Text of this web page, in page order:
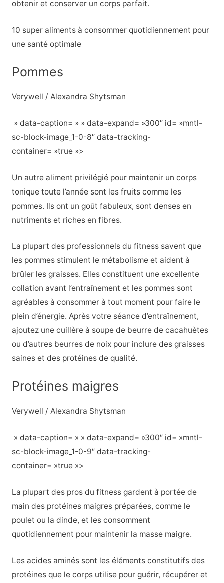
obtenir et conserver un corps parfait.
10 super aliments à consommer quotidiennement pour
une santé optimale
Pommes
Verywell / Alexandra Shytsman
» data-caption= » » data-expand= »300″ id= »mntl-
sc-block-image_1-0-8″ data-tracking-
container= »true »>
Un autre aliment privilégié pour maintenir un corps
tonique toute l’année sont les fruits comme les
pommes. Ils ont un goût fabuleux, sont denses en
nutriments et riches en fibres.
La plupart des professionnels du fitness savent que
les pommes stimulent le métabolisme et aident à
brûler les graisses. Elles constituent une excellente
collation avant l’entraînement et les pommes sont
agréables à consommer à tout moment pour faire le
plein d’énergie. Après votre séance d’entraînement,
ajoutez une cuillère à soupe de beurre de cacahuètes
ou d’autres beurres de noix pour inclure des graisses
saines et des protéines de qualité.
Protéines maigres
Verywell / Alexandra Shytsman
» data-caption= » » data-expand= »300″ id= »mntl-
sc-block-image_1-0-9″ data-tracking-
container= »true »>
La plupart des pros du fitness gardent à portée de
main des protéines maigres préparées, comme le
poulet ou la dinde, et les consomment
quotidiennement pour maintenir la masse maigre.
Les acides aminés sont les éléments constitutifs des
protéines que le corps utilise pour guérir, récupérer et